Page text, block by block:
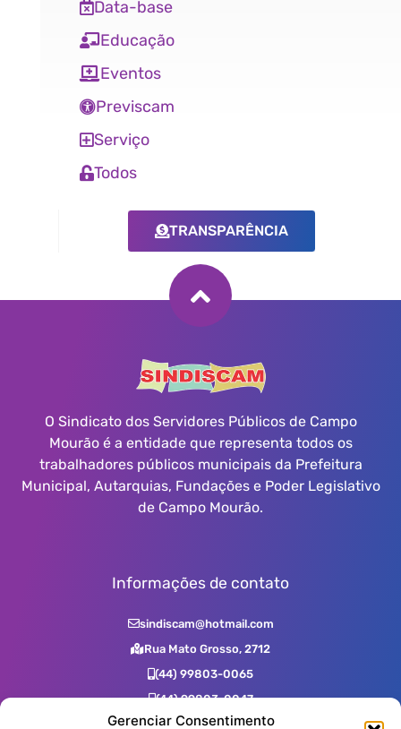
Gerenciar Consentimento
Data-base
Educação
Eventos
Previscam
Serviço
Todos
TRANSPARÊNCIA
O Sindicato dos Servidores Públicos de Campo
Mourão é a entidade que representa todos os
trabalhadores públicos municipais da Prefeitura
Municipal, Autarquias, Fundações e Poder Legislativo
de Campo Mourão.
Informações de contato
sindiscam@hotmail.com
Rua Mato Grosso, 2712
(44) 99803-0065
(44) 99803-0047
(44) 99731-0400